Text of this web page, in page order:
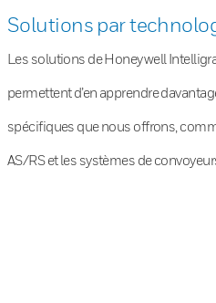
Solutions par
Les solutions de Honeywell
permettent d’en apprendre
spécifiques que nous offrons,
AS/RS et les systèmes de